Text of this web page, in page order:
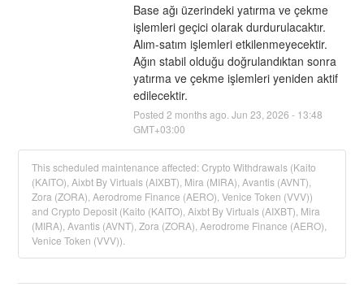
Base ağı üzerindeki yatırma ve çekme
işlemleri geçici olarak durdurulacaktır.
Alım-satım işlemleri etkilenmeyecektir.
Ağın stabil olduğu doğrulandıktan sonra
yatırma ve çekme işlemleri yeniden aktif
edilecektir.
Posted 2 months ago. Jun 23 2026 - 13:48
GMT+03:00
This scheduled maintenance affected: Crypto Withdrawals (Kaito
(KAITO), Aixbt By Virtuals (AIXBT), Mira (MIRA), Avantis (AVNT),
Zora (ZORA), Aerodrome Finance (AERO), Venice Token (VVV))
and Crypto Deposit (Kaito (KAITO), Aixbt By Virtuals (AIXBT), Mira
(MIRA), Avantis (AVNT), Zora (ZORA), Aerodrome Finance (AERO),
Venice Token (VVV)).